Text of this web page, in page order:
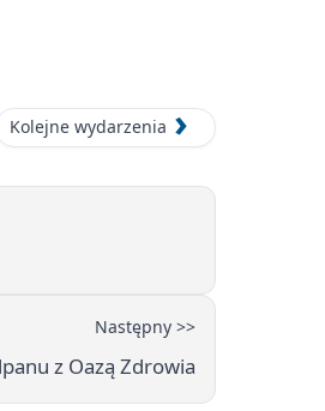
Kolejne wydarzenia
Następny >>
z Oazą Zdrowia